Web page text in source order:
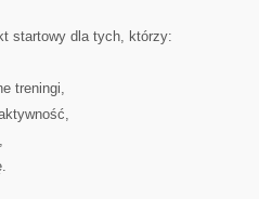
startowy dla tych, którzy:
treningi,